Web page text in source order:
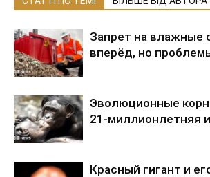
Запрет на влажные
вперёд, но
Эволюционные
21-миллионлетняя
Красный гигант и